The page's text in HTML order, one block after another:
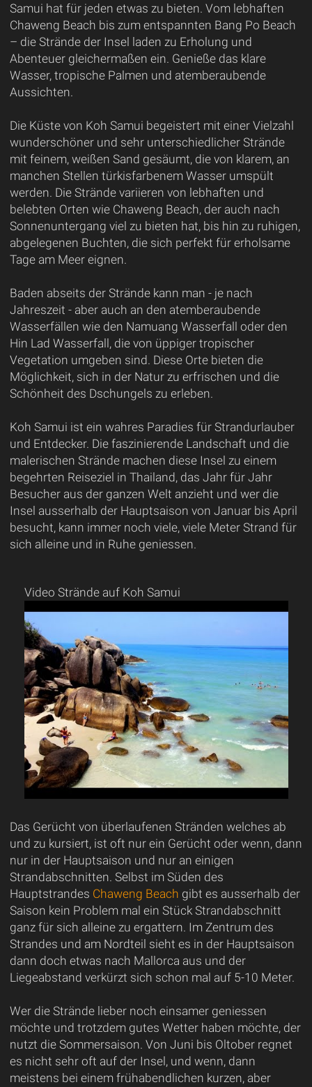
Samui hat für jeden etwas zu bieten. Vom lebhaften
Chaweng Beach bis zum entspannten Bang Po Beach
– die Strände der Insel laden zu Erholung und
Abenteuer gleichermaßen ein. Genieße das klare
Wasser, tropische Palmen und atemberaubende
Aussichten.
Die Küste von Koh Samui begeistert mit einer Vielzahl
wunderschöner und sehr unterschiedlicher Strände
mit feinem, weißen Sand gesäumt, die von klarem, an
manchen Stellen türkisfarbenem Wasser umspült
werden. Die Strände variieren von lebhaften und
belebten Orten wie Chaweng Beach, der auch nach
Sonnenuntergang viel zu bieten hat, bis hin zu ruhigen,
abgelegenen Buchten, die sich perfekt für erholsame
Tage am Meer eignen.
Baden abseits der Strände kann man - je nach
Jahreszeit - aber auch an den atemberaubende
Wasserfällen wie den Namuang Wasserfall oder den
Hin Lad Wasserfall, die von üppiger tropischer
Vegetation umgeben sind. Diese Orte bieten die
Möglichkeit, sich in der Natur zu erfrischen und die
Schönheit des Dschungels zu erleben.
Koh Samui ist ein wahres Paradies für Strandurlauber
und Entdecker. Die faszinierende Landschaft und die
malerischen Strände machen diese Insel zu einem
begehrten Reiseziel in Thailand, das Jahr für Jahr
Besucher aus der ganzen Welt anzieht und wer die
Insel ausserhalb der Hauptsaison von Januar bis April
besucht, kann immer noch viele, viele Meter Strand für
sich alleine und in Ruhe geniessen.
Video Strände auf Koh Samui
Das Gerücht von überlaufenen Stränden welches ab
und zu kursiert, ist oft nur ein Gerücht oder wenn, dann
nur in der Hauptsaison und nur an einigen
Strandabschnitten. Selbst im Süden des
Hauptstrandes Chaweng Beach gibt es ausserhalb der
Saison kein Problem mal ein Stück Strandabschnitt
ganz für sich alleine zu ergattern. Im Zentrum des
Strandes und am Nordteil sieht es in der Hauptsaison
dann doch etwas nach Mallorca aus und der
Liegeabstand verkürzt sich schon mal auf 5-10 Meter.
Wer die Strände lieber noch einsamer geniessen
möchte und trotzdem gutes Wetter haben möchte, der
nutzt die Sommersaison. Von Juni bis Oltober regnet
es nicht sehr oft auf der Insel, und wenn, dann
meistens bei einem frühabendlichen kurzen, aber